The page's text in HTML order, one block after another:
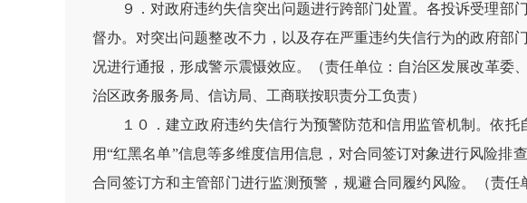
９．对政府违约失信突出问题进行跨部门处置。各投诉受理
督办。对突出问题整改不力，以及存在严重违约失信行为的政府部
况进行通报，形成警示震慑效应。（责任单位：自治区发展改革委
治区政务服务局、信访局、工商联按职责分工负责）
１０．建立政府违约失信行为预警防范和信用监管机制。依
用“红黑名单”信息等多维度信用信息，对合同签订对象进行风险
合同签订方和主管部门进行监测预警，规避合同履约风险。（责